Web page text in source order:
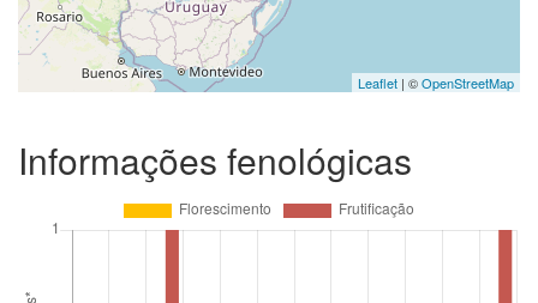
Leaflet | ©OpenStreetMap
Informações fenológicas